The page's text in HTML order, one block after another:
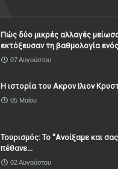
Πώς δύο μικρές αλλαγές
εκτόξευσαν τη βαθμολογία
07 Αυγούστου
Η ιστορία του Ακρον Ιλιον
05 Μαΐου
Τουρισμός: Το "Ανοίξαμε και
πέθανε...
02 Αυγούστου